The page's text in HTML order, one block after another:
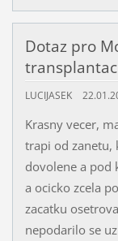
Dotaz pro
LUCIJASEK
Krasny vecer,
trapi od zanetu,
dovolene a pod
a ocicko zcela
zacatku
nepodarilo se